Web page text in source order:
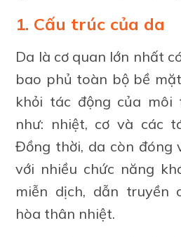
1. Cấu trúc của da
Da là cơ quan lớn nhất
bao phủ toàn bộ bề
khỏi tác động của môi
như: nhiệt, cơ và các
Đồng thời, da còn đóng
với nhiều chức năng
miễn dịch, dẫn truyền
hòa thân nhiệt.